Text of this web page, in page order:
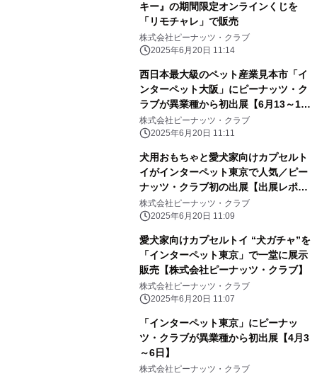
キー』の期間限定オンラインくじを
「リモチャレ」で販売
株式会社ピーナッツ・クラブ
2025年6月20日 11:14
西日本最大級のペット産業見本市「イ
ンターペット大阪」にピーナッツ・ク
ラブが異業種から初出展【6月13～15
日】
株式会社ピーナッツ・クラブ
2025年6月20日 11:11
犬用おもちゃと愛犬家向けカプセルト
イがインターペット東京で人気／ピー
ナッツ・クラブ初の出展【出展レポー
ト】
株式会社ピーナッツ・クラブ
2025年6月20日 11:09
愛犬家向けカプセルトイ “犬ガチャ”を
「インターペット東京」で一堂に展示
販売【株式会社ピーナッツ・クラブ】
株式会社ピーナッツ・クラブ
2025年6月20日 11:07
「インターペット東京」にピーナッ
ツ・クラブが異業種から初出展【4月3
～6日】
株式会社ピーナッツ・クラブ